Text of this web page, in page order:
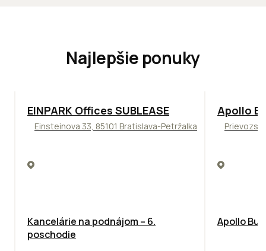
Najlepšie ponuky
TOP ODPORÚČAME
EINPARK Offices SUBLEASE
Einsteinova 33, 85101 Bratislava-Petržalka
Kancelárie na podnájom – 6.
poschodie
TOP
Apollo
Apollo